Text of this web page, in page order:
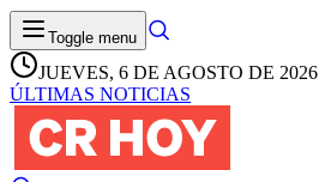
Toggle menu
JUEVES, 6 DE AGOSTO DE 2026
ÚLTIMAS NOTICIAS